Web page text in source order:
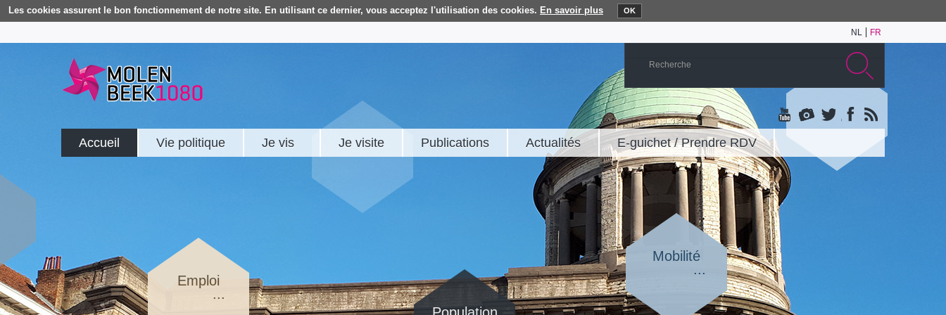
Les cookies assurent le bon fonctionnement de notre site. En utilisant ce dernier, vous acceptez l'utilisation des cookies. En savoir plus OK
NL FR
Accueil Vie politique Je vis Je visite Publications Actualités E-guichet / Prendre RDV
Emploi
...
Mobilité
...